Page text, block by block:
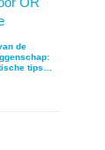
de
tips…